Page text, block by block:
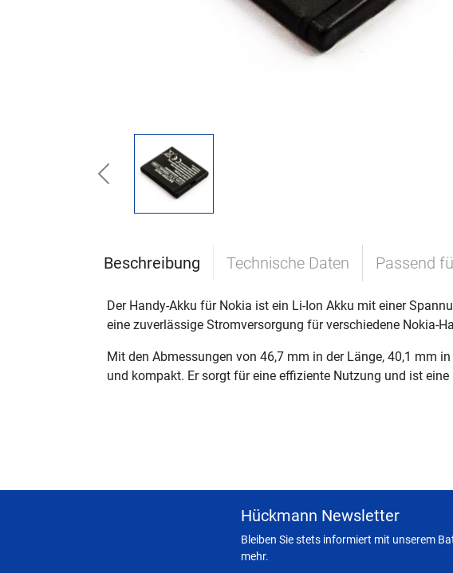
Previous
Beschreibung Technische Daten Passend
Der Handy-Akku für Nokia ist ein Li-Ion Akku mit einer
eine zuverlässige Stromversorgung für verschiedene Nokia-
Mit den Abmessungen von 46,7 mm in der Länge, 40,1 mm
und kompakt. Er sorgt für eine effiziente Nutzung und ist
Hückmann Newsletter
Bleiben Sie stets informiert mit unserem
mehr.